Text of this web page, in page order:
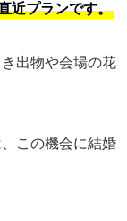
近プランです。
出物や会場の花
この機会に結婚